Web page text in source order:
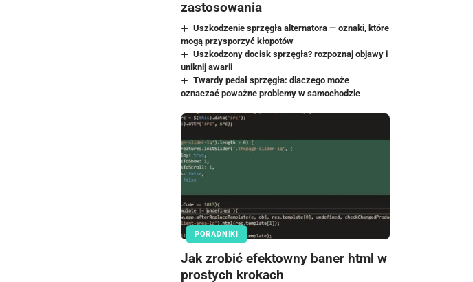
zastosowania
Uszkodzenie sprzęgła alternatora — oznaki, które
mogą przysporzyć kłopotów
Uszkodzony docisk sprzęgła? rozpoznaj objawy i
uniknij awarii
Twardy pedał sprzęgła: dlaczego może
oznaczać poważne problemy w samochodzie
PORADNIKI
Jak zrobić efektowny baner html w
prostych krokach